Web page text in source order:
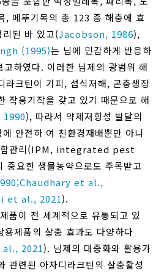
, 메뚜기목의 총 123 종 해충에 효
리된 바 있고(Jacobson, 1986),
(1995)는 님에 민감하게 반응하
하였다. 이러한 님제의 광범위 해
라크틴이 기피, 섭식저해, 곤충생장
작용기작을 갖고 있기 때문으로 해
), 따라서 약제저항성 발달의
안전하 여 친환경재배뿐만 아니
합관리(IPM, integrated pest
요한 생물농약으로도 주목받고
Chaudhary et al.,
et al., 2021).
품이 전 세계적으로 유통되고 있
용제품의 살충 효과도 다양하다
2021). 님제의 대중화와 활용가
관련된 아자디라크틴의 살충활성